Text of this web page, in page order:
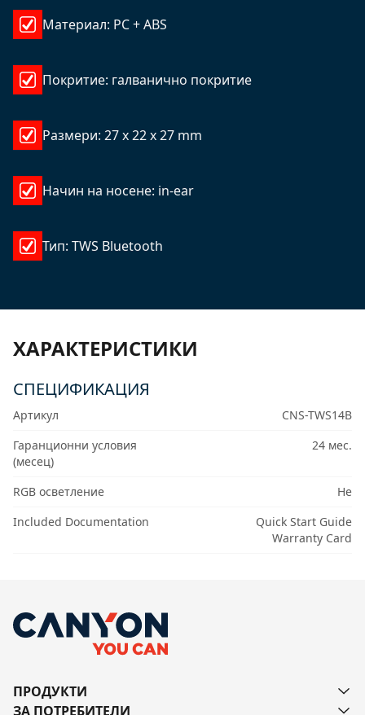
Материал: PC + ABS
Покритие: галванично покритие
Размери: 27 х 22 х 27 mm
Начин на носене: in-ear
Тип: TWS Bluetooth
ХАРАКТЕРИСТИКИ
СПЕЦИФИКАЦИЯ
Артикул
CNS-TWS14B
Гаранционни условия
(месец)
24 мес.
RGB осветление
Не
Included Documentation
Quick Start Guide
Warranty Card
ПРОДУКТИ
ЗА ПОТРЕБИТЕЛИ